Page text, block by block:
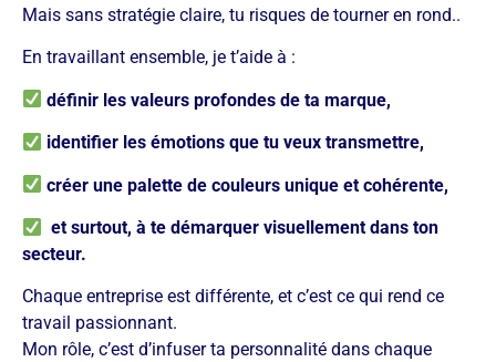
Mais sans stratégie claire, tu risques de tourner en rond..
En travaillant ensemble, je t’aide à :
​ définir les valeurs profondes de ta marque,
​ identifier les émotions que tu veux transmettre,
​ créer une palette de couleurs unique et cohérente,
​ et surtout, à te démarquer visuellement dans ton
secteur.
Chaque entreprise est différente, et c’est ce qui rend ce
travail passionnant.
Mon rôle, c’est d’infuser ta personnalité dans chaque